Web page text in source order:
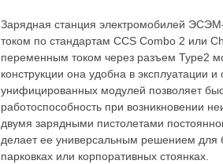
Зарядная станция электромобилей
током по стандартам ССS Combo 2 или
переменным током через разъем Type2
конструкции она удобна в эксплуатации
унифицированных модулей позволяет
работоспособность при возникновении
двумя зарядными пистолетами
делает ее универсальным решением для
парковках или корпоративных стоянках.